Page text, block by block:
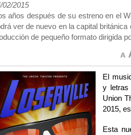
02/2015
años después de su estreno en el
ver de nuevo en la capital
de pequeño formato dirigida
El
y letras
Union
2015,
Esta